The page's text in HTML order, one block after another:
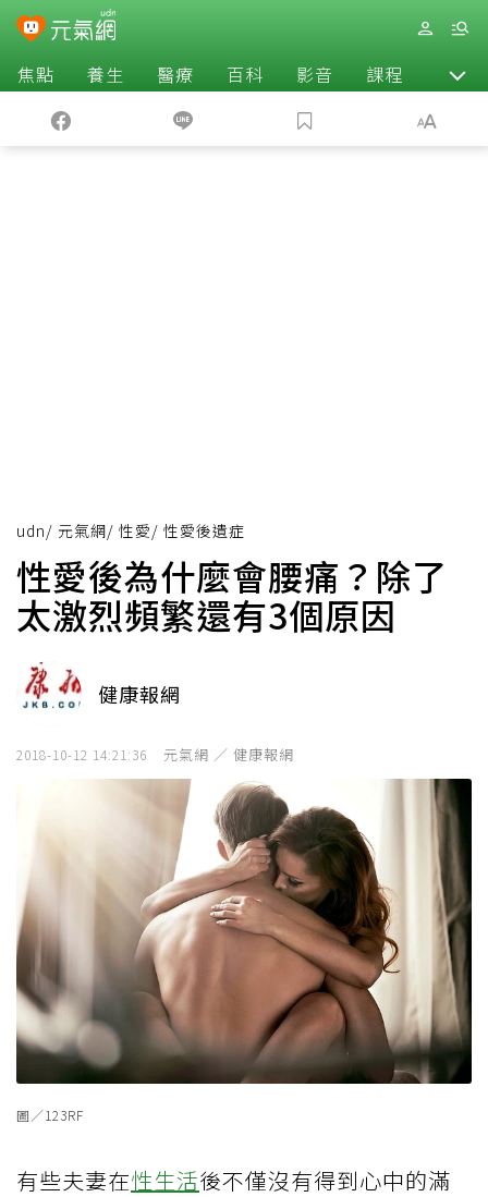
焦點 養生 醫療 百科 影音 課程 退休
udn/ 元氣網/ 性愛/ 性愛後遺症
性愛後為什麼會腰痛？除了
太激烈頻繁還有3個原因
健康報網
2018-10-12 14:21:36 元氣網 ／ 健康報網
圖／123RF
有些夫妻在性生活後不僅沒有得到心中的滿